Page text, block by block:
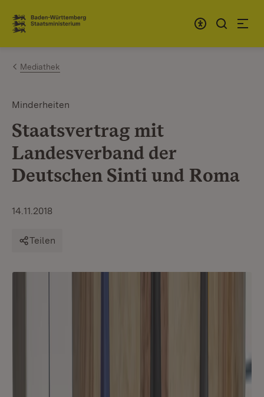
Zum Inhalt springen
Link zur Startseite
Mediathek
Minderheiten
Staatsvertrag mit
Landesverband der
Deutschen Sinti und Roma
14.11.2018
Teilen